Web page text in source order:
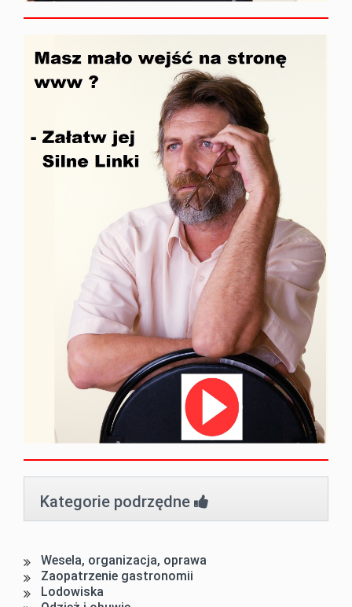
Kategorie podrzędne
Wesela, organizacja, oprawa
Zaopatrzenie gastronomii
Lodowiska